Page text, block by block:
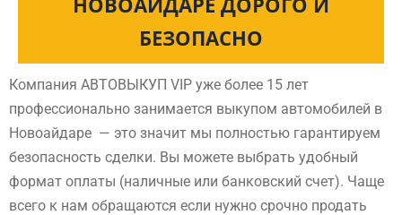
БЕЗОПАСНО
Компания АВТОВЫКУП VIP уже более 15 лет
профессионально занимается выкупом автомобилей в
Новоайдаре — это значит мы полностью гарантируем
безопасность сделки. Вы можете выбрать удобный
формат оплаты (наличные или банковский счет). Чаще
всего к нам обращаются если нужно срочно продать